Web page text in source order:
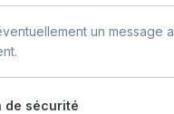
un message
de sécurité